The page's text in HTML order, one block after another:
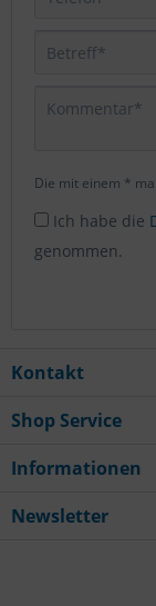
Die mit einem *
Ich habe die
genommen.
Kontakt
Shop Service
Informationen
Newsletter